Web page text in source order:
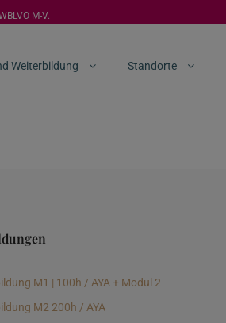
M-V.
Weiterbildung Standorte
M1 | 100h / AYA + Modul 2
M2 200h / AYA